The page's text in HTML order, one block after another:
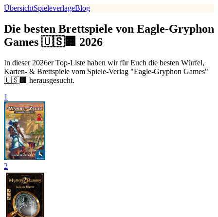
ÜbersichtSpieleverlageBlog
Die besten Brettspiele von Eagle-Gryphon
Games 🇺🇸🏢 2026
In dieser 2026er Top-Liste haben wir für Euch die besten Würfel,
Karten- & Brettspiele vom Spiele-Verlag "Eagle-Gryphon Games"
🇺🇸🏢 herausgesucht.
1
2